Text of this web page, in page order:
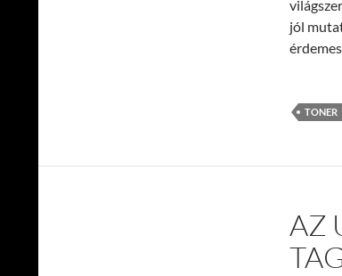
jól
TONER
AZ